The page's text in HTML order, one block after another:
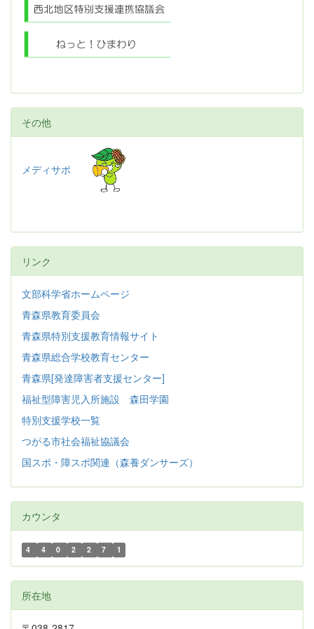
その他
メディサポ
リンク
文部科学省ホームページ
青森県教育委員会
青森県特別支援教育情報サイト
青森県総合学校教育センター
青森県[発達障害者支援センター]
福祉型障害児入所施設 森田学園
特別支援学校一覧
つがる市社会福祉協議会
国スポ・障スポ関連（森養ダンサーズ）
カウンタ
4 4 0 2 2 7 1
所在地